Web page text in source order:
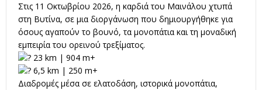
Στις 11 Οκτωβρίου 2026, η καρδιά του Μαινάλου χτυπά
στη Βυτίνα, σε μια διοργάνωση που δημιουργήθηκε για
όσους αγαπούν το βουνό, τα μονοπάτια και τη μοναδική
εμπειρία του ορεινού τρεξίματος.
23 km | 904 m+
6,5 km | 250 m+
Διαδρομές μέσα σε ελατοδάση, ιστορικά μονοπάτια,